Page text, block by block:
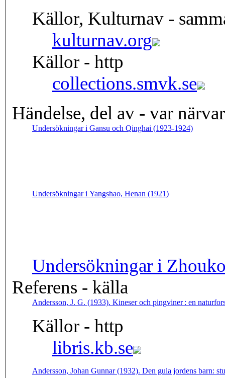
Källor, Kulturnav -
kulturnav.org
Källor - http
collections.smvk.se
Händelse, del av - var
Undersökningar i Gansu och Qinghai (1923-1924)
Undersökningar i Yangshao, Henan (1921)
Referens - källa
Andersson, J. G. (1933). Kineser och pingviner : en
Källor - http
libris.kb.se
Andersson, Johan Gunnar (1932). Den gula jordens barn: